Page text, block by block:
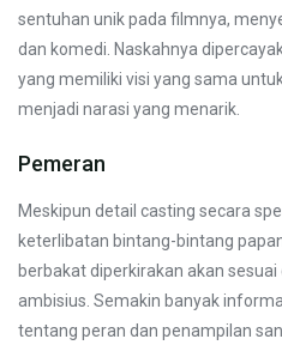
sentuhan unik pada filmnya,
dan komedi. Naskahnya
yang memiliki visi yang sama
menjadi narasi yang menarik.
Pemeran
Meskipun detail casting secara
keterlibatan bintang-bintang
berbakat diperkirakan akan
ambisius. Semakin banyak
tentang peran dan penampilan